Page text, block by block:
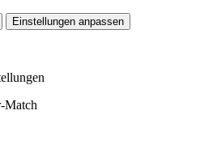
Einstellungen anpassen
Match